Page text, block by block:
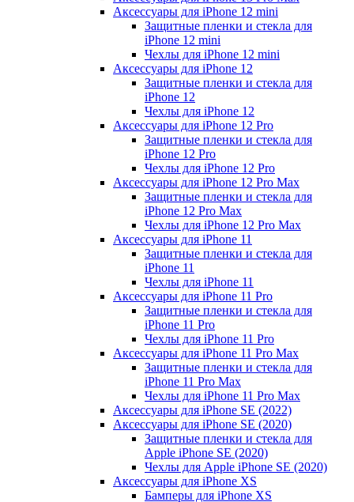
Аксессуары для iPhone 12 mini
Защитные пленки и стекла для
iPhone 12 mini
Чехлы для iPhone 12 mini
Аксессуары для iPhone 12
Защитные пленки и стекла для
iPhone 12
Чехлы для iPhone 12
Аксессуары для iPhone 12 Pro
Защитные пленки и стекла для
iPhone 12 Pro
Чехлы для iPhone 12 Pro
Аксессуары для iPhone 12 Pro Max
Защитные пленки и стекла для
iPhone 12 Pro Max
Чехлы для iPhone 12 Pro Max
Аксессуары для iPhone 11
Защитные пленки и стекла для
iPhone 11
Чехлы для iPhone 11
Аксессуары для iPhone 11 Pro
Защитные пленки и стекла для
iPhone 11 Pro
Чехлы для iPhone 11 Pro
Аксессуары для iPhone 11 Pro Max
Защитные пленки и стекла для
iPhone 11 Pro Max
Чехлы для iPhone 11 Pro Max
Аксессуары для iPhone SE (2022)
Аксессуары для iPhone SE (2020)
Защитные пленки и стекла для
Apple iPhone SE (2020)
Чехлы для Apple iPhone SE (2020)
Аксессуары для iPhone ХS
Бамперы для iPhone ХS